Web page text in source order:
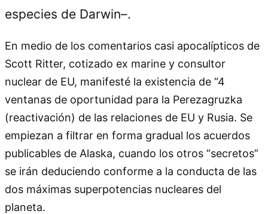
especies de Darwin–.
En medio de los comentarios casi apocalípticos de
Scott Ritter, cotizado ex marine y consultor
nuclear de EU, manifesté la existencia de “4
ventanas de oportunidad para la Perezagruzka
(reactivación) de las relaciones de EU y Rusia. Se
empiezan a filtrar en forma gradual los acuerdos
publicables de Alaska, cuando los otros “secretos”
se irán deduciendo conforme a la conducta de las
dos máximas superpotencias nucleares del
planeta.